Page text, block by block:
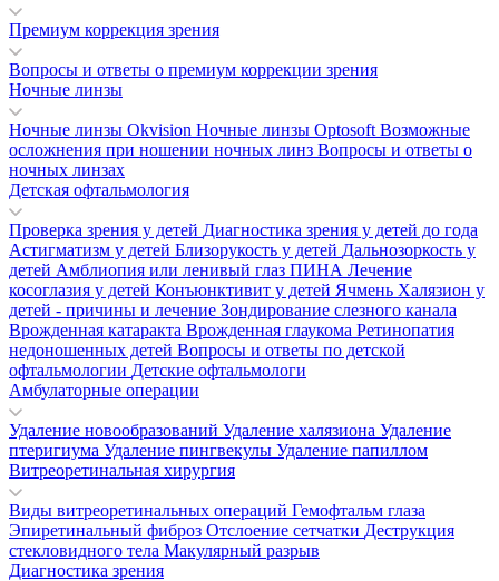
Премиум коррекция зрения
Вопросы и ответы о премиум коррекции зрения
Ночные линзы
Ночные линзы Okvision Ночные линзы Optosoft Возможные
осложнения при ношении ночных линз Вопросы и ответы о
ночных линзах
Детская офтальмология
Проверка зрения у детей Диагностика зрения у детей до года
Астигматизм у детей Близорукость у детей Дальнозоркость у
детей Амблиопия или ленивый глаз ПИНА Лечение
косоглазия у детей Конъюнктивит у детей Ячмень Халязион у
детей - причины и лечение Зондирование слезного канала
Врожденная катаракта Врожденная глаукома Ретинопатия
недоношенных детей Вопросы и ответы по детской
офтальмологии Детские офтальмологи
Амбулаторные операции
Удаление новообразований Удаление халязиона Удаление
птеригиума Удаление пингвекулы Удаление папиллом
Витреоретинальная хирургия
Виды витреоретинальных операций Гемофтальм глаза
Эпиретинальный фиброз Отслоение сетчатки Деструкция
стекловидного тела Макулярный разрыв
Диагностика зрения